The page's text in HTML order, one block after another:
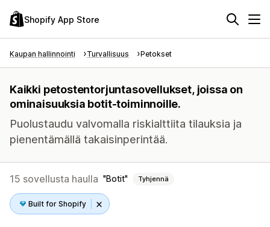
Shopify App Store
Kaupan hallinnointi Turvallisuus Petokset
Kaikki petostentorjuntasovellukset, joissa on
ominaisuuksia botit-toiminnoille.
Puolustaudu valvomalla riskialttiita tilauksia ja
pienentämällä takaisinperintää.
15 sovellusta haulla Botit Tyhjennä
Built for Shopify